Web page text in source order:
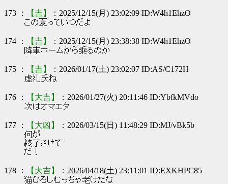
173 ： 【吉】 ：2025/12/15(月) 23:02:09 ID:W4h1EhzO
この夏っていつだよ
174 ： 【吉】 ：2025/12/15(月) 23:38:38 ID:W4h1EhzO
降車ホームから乘るのか
175 ： 【吉】 ：2026/01/17(土) 23:02:07 ID:AS/C172H
虚礼氏ね
176 ： 【大吉】 ：2026/01/27(火) 20:11:46 ID:YbfkMVdo
次はオマエダ
177 ： 【大凶】 ：2026/03/15(日) 11:48:29 ID:MJ/vBk5b
何が
終了させて
だ！
178 ： 【大吉】 ：2026/04/18(土) 23:11:01 ID:EXKHPC85
猫ひろしむっちゃ老けたな